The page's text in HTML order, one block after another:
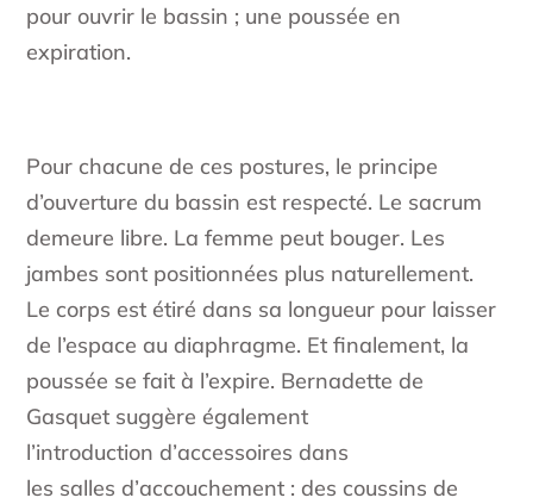
pour ouvrir le bassin ; une poussée en
expiration.
Pour chacune de ces postures, le principe
d’ouverture du bassin est respecté. Le sacrum
demeure libre. La femme peut bouger. Les
jambes sont positionnées plus naturellement.
Le corps est étiré dans sa longueur pour laisser
de l’espace au diaphragme. Et finalement, la
poussée se fait à l’expire. Bernadette de
Gasquet suggère également
l’introduction d’accessoires dans
les salles d’accouchement : des coussins de